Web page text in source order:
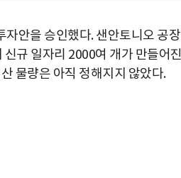
안을 승인했다. 샌안토니오 공
규 일자리 2000여 개가 만들어
물량은 아직 정해지지 않았다.